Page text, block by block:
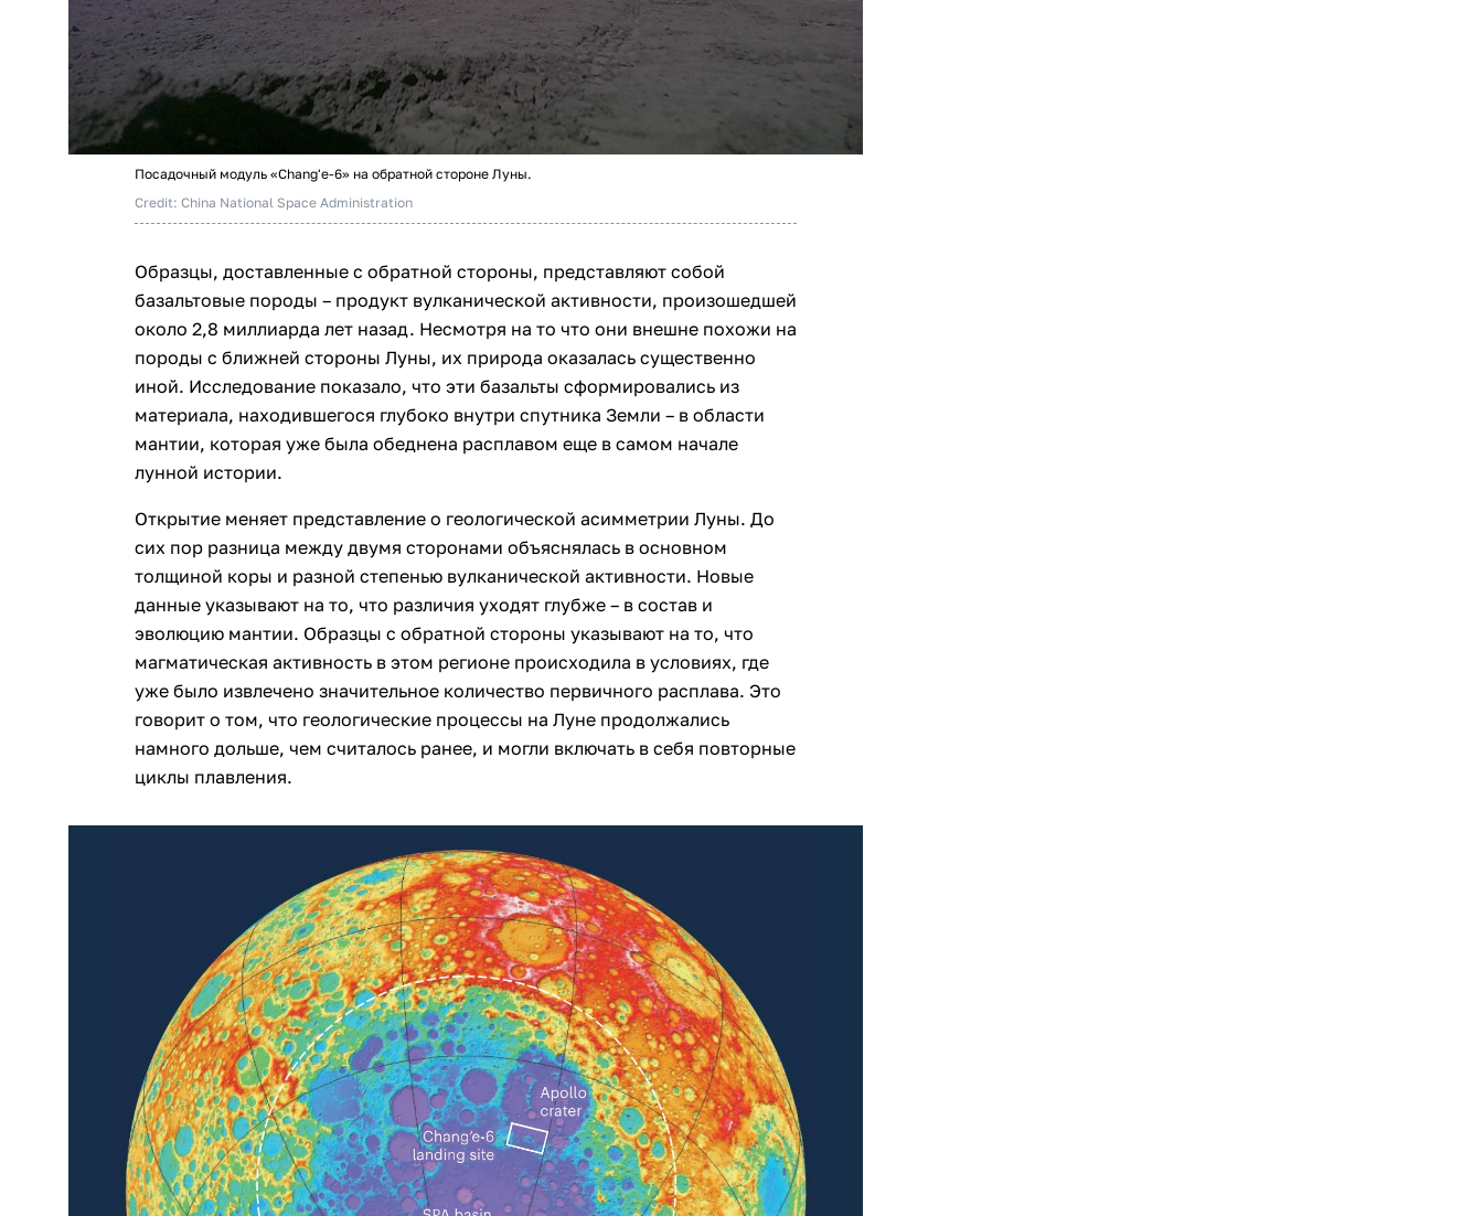
Посадочный модуль «Chang'e-6» на обратной стороне Луны.
Credit: China National Space Administration
Образцы, доставленные с обратной стороны, представляют собой
базальтовые породы – продукт вулканической активности, произошедшей
около 2,8 миллиарда лет назад. Несмотря на то что они внешне похожи на
породы с ближней стороны Луны, их природа оказалась существенно
иной. Исследование показало, что эти базальты сформировались из
материала, находившегося глубоко внутри спутника Земли – в области
мантии, которая уже была обеднена расплавом еще в самом начале
лунной истории.
Открытие меняет представление о геологической асимметрии Луны. До
сих пор разница между двумя сторонами объяснялась в основном
толщиной коры и разной степенью вулканической активности. Новые
данные указывают на то, что различия уходят глубже – в состав и
эволюцию мантии. Образцы с обратной стороны указывают на то, что
магматическая активность в этом регионе происходила в условиях, где
уже было извлечено значительное количество первичного расплава. Это
говорит о том, что геологические процессы на Луне продолжались
намного дольше, чем считалось ранее, и могли включать в себя повторные
циклы плавления.